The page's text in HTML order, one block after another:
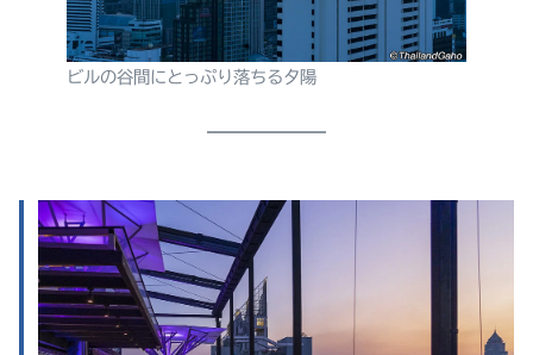
ビルの谷間にとっぷり落ちる夕陽